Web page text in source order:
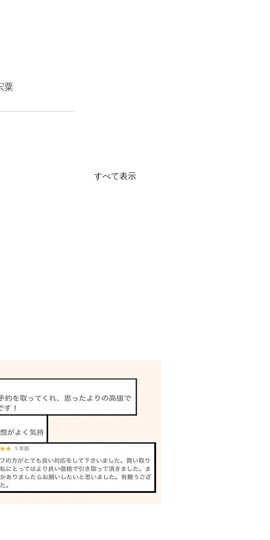
粟
すべて表示
ミ 買取 加古川｜姫路の
門店